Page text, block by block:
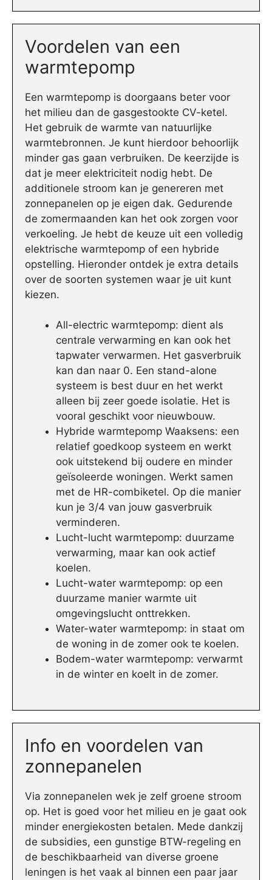
Voordelen van een
warmtepomp
Een warmtepomp is doorgaans beter voor
het milieu dan de gasgestookte CV-ketel.
Het gebruik de warmte van natuurlijke
warmtebronnen. Je kunt hierdoor behoorlijk
minder gas gaan verbruiken. De keerzijde is
dat je meer elektriciteit nodig hebt. De
additionele stroom kan je genereren met
zonnepanelen op je eigen dak. Gedurende
de zomermaanden kan het ook zorgen voor
verkoeling. Je hebt de keuze uit een volledig
elektrische warmtepomp of een hybride
opstelling. Hieronder ontdek je extra details
over de soorten systemen waar je uit kunt
kiezen.
All-electric warmtepomp: dient als
centrale verwarming en kan ook het
tapwater verwarmen. Het gasverbruik
kan dan naar 0. Een stand-alone
systeem is best duur en het werkt
alleen bij zeer goede isolatie. Het is
vooral geschikt voor nieuwbouw.
Hybride warmtepomp Waaksens: een
relatief goedkoop systeem en werkt
ook uitstekend bij oudere en minder
geïsoleerde woningen. Werkt samen
met de HR-combiketel. Op die manier
kun je 3/4 van jouw gasverbruik
verminderen.
Lucht-lucht warmtepomp: duurzame
verwarming, maar kan ook actief
koelen.
Lucht-water warmtepomp: op een
duurzame manier warmte uit
omgevingslucht onttrekken.
Water-water warmtepomp: in staat om
de woning in de zomer ook te koelen.
Bodem-water warmtepomp: verwarmt
in de winter en koelt in de zomer.
Info en voordelen van
zonnepanelen
Via zonnepanelen wek je zelf groene stroom
op. Het is goed voor het milieu en je gaat ook
minder energiekosten betalen. Mede dankzij
de subsidies, een gunstige BTW-regeling en
de beschikbaarheid van diverse groene
leningen is het vaak al binnen een paar jaar